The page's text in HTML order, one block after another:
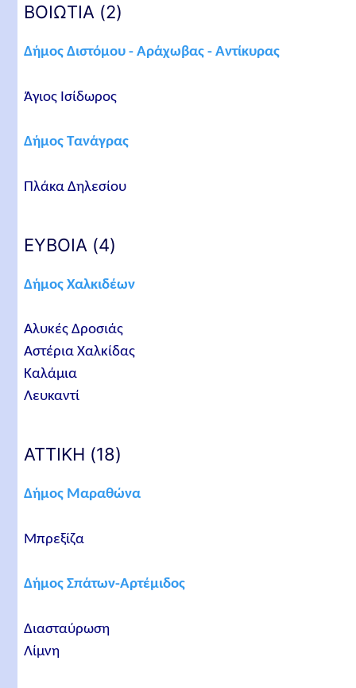
ΒΟΙΩΤΙΑ (2)
Δήμος Διστόμου - Αράχωβας - Αντίκυρας
Άγιος Ισίδωρος
Δήμος Τανάγρας
Πλάκα Δηλεσίου
ΕΥΒΟΙΑ (4)
Δήμος Χαλκιδέων
Αλυκές Δροσιάς
Αστέρια Χαλκίδας
Καλάμια
Λευκαντί
ΑΤΤΙΚΗ (18)
Δήμος Μαραθώνα
Μπρεξίζα
Δήμος Σπάτων-Αρτέμιδος
Διασταύρωση
Λίμνη